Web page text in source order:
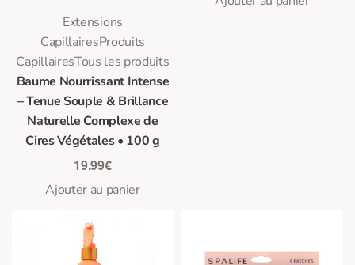
Extensions
CapillairesProduits
CapillairesTous les produits
Baume Nourrissant Intense
– Tenue Souple & Brillance
Naturelle Complexe de
Cires Végétales • 100 g
19.99€
Ajouter au panier